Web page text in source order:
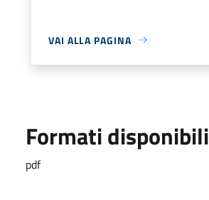
VAI ALLA PAGINA
Formati disponibili
pdf